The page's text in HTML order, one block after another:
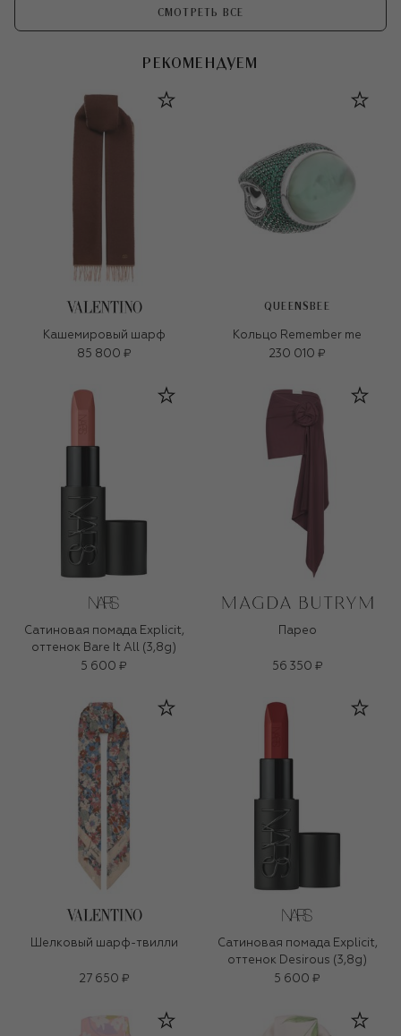
СМОТРЕТЬ ВСЕ
РЕКОМЕНДУЕМ
Кашемировый шарф
85 800 ₽
QUEENSBEE
Кольцо Remember me
230 010 ₽
Сатиновая помада Explicit,
оттенок Bare It All (3,8g)
5 600 ₽
Парео
56 350 ₽
Шелковый шарф-твилли
27 650 ₽
Сатиновая помада Explicit,
оттенок Desirous (3,8g)
5 600 ₽